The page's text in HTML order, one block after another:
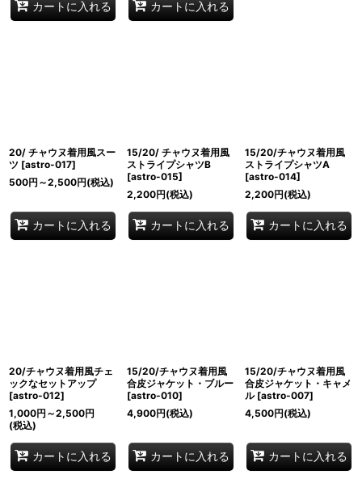
カートに入れる カートに入れる
20/ チャウヌ着用風スー
ツ [astro-017]
500円 ～2,500円(税込)
カートに入れる
15/20/ チャウヌ着用風
ストライプシャツB
[astro-015]
2,200円(税込)
カートに入れる
15/20/チャウヌ着用風
ストライプシャツA
[astro-014]
2,200円(税込)
カートに入れる
20/チャウヌ着用風チェ
ックなセットアップ
[astro-012]
1,000円 ～2,500円
(税込)
カートに入れる
15/20/チャウヌ着用風
合皮ジャケット・ブルー
[astro-010]
4,900円(税込)
カートに入れる
15/20/チャウヌ着用風
合皮ジャケット・キャメ
ル [astro-007]
4,500円(税込)
カートに入れる